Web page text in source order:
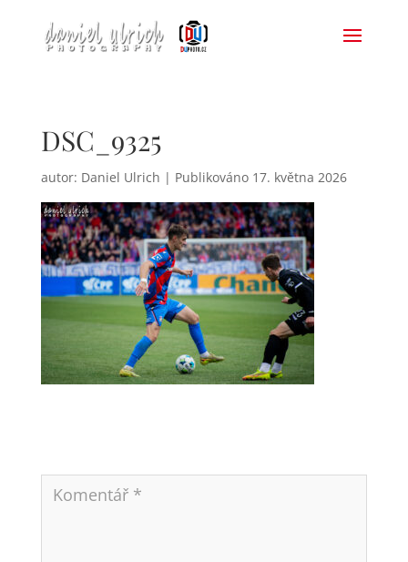
DSC_9325
autor: Daniel Ulrich | 17. května 2026